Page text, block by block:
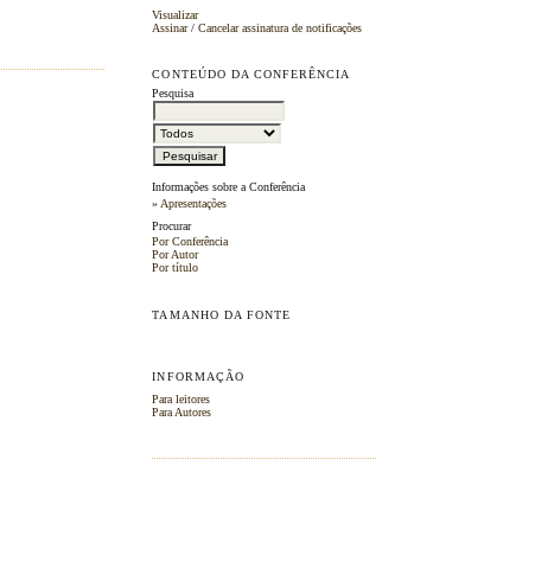
Visualizar
Assinar/Cancelar assinatura de notificações
CONTEÚDO DA CONFERÊNCIA
Pesquisa
Informações sobre a Conferência
» Apresentações
Procurar
Por Conferência
Por Autor
Por título
TAMANHO DA FONTE
INFORMAÇÃO
Para leitores
Para Autores